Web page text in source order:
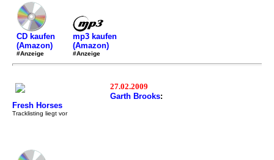
CD kaufen
(Amazon)
#Anzeige
mp3 kaufen
(Amazon)
#Anzeige
27.02.2009
Garth Brooks:
Fresh Horses
Tracklisting liegt vor